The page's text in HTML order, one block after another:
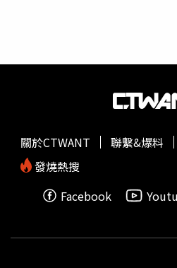
關於CTWANT 聯繫&爆料
發燒熱搜
Facebook